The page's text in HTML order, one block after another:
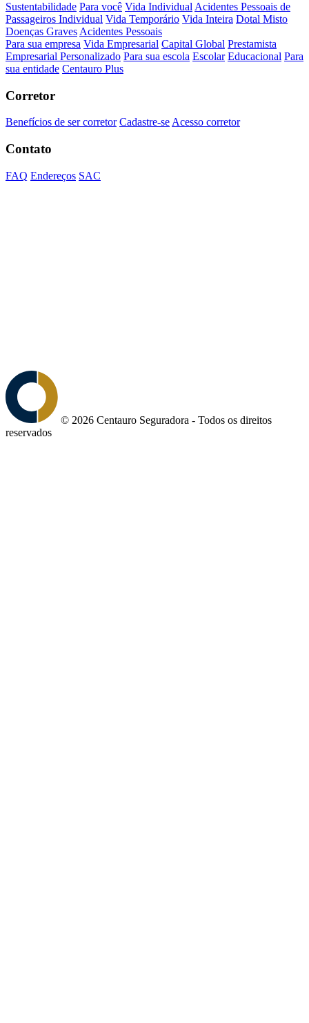
Sustentabilidade Para você Vida Individual Acidentes Pessoais de
Passageiros Individual Vida Temporário Vida Inteira Dotal Misto
Doenças Graves Acidentes Pessoais
Para sua empresa Vida Empresarial Capital Global Prestamista
Empresarial Personalizado Para sua escola Escolar Educacional Para
sua entidade Centauro Plus
Corretor
Benefícios de ser corretor Cadastre-se Acesso corretor
Contato
FAQ Endereços SAC
© 2026 Centauro Seguradora - Todos os direitos
reservados